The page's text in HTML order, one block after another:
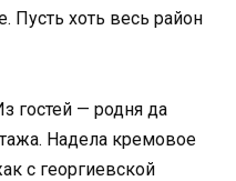
Пусть хоть весь район
гостей — родня да
Надела кремовое
с георгиевской